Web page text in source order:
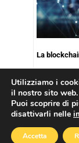
La
Copyright ©
Utilizziamo i
il nostro sito web.
Puoi scoprire di
disattivarli nelle
Accetta